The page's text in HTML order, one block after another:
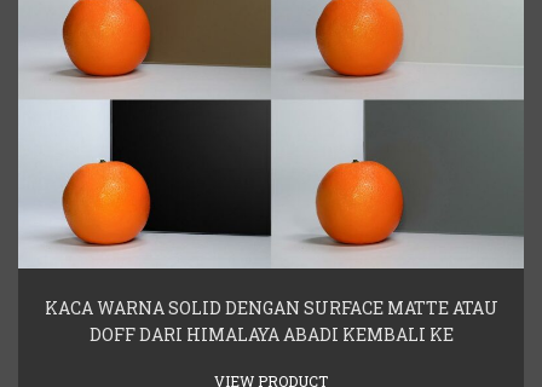
KACA WARNA SOLID DENGAN SURFACE MATTE ATAU
DOFF DARI HIMALAYA ABADI KEMBALI KE
VIEW PRODUCT